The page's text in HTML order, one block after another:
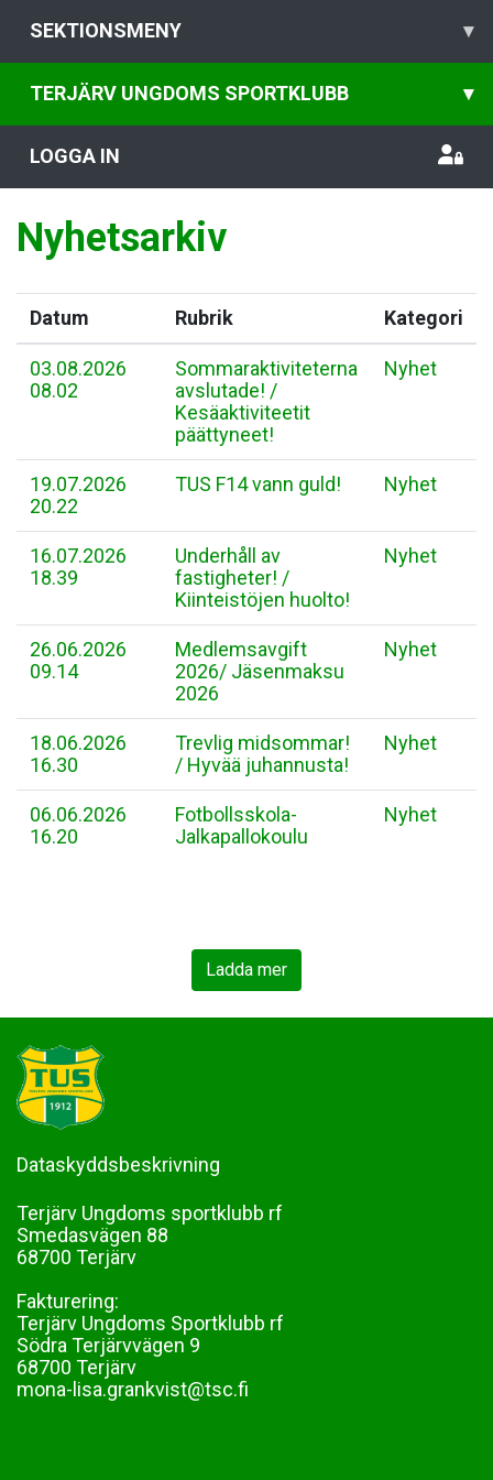
SEKTIONSMENY ▾
TERJÄRV UNGDOMS SPORTKLUBB ▾
LOGGA IN
Nyhetsarkiv
Datum Rubrik Kategori
03.08.2026
08.02
Sommaraktiviteterna
avslutade! /
Kesäaktiviteetit
päättyneet!
Nyhet
19.07.2026
20.22
TUS F14 vann guld! Nyhet
16.07.2026
18.39
Underhåll av
fastigheter! /
Kiinteistöjen huolto!
Nyhet
26.06.2026
09.14
Medlemsavgift
2026/ Jäsenmaksu
2026
Nyhet
18.06.2026
16.30
Trevlig midsommar!
/ Hyvää juhannusta!
Nyhet
06.06.2026
16.20
Fotbollsskola-
Jalkapallokoulu
Nyhet
Ladda mer
Dataskyddsbeskrivning
Terjärv Ungdoms sportklubb rf
Smedasvägen 88
68700 Terjärv
Fakturering:
Terjärv Ungdoms Sportklubb rf
Södra Terjärvvägen 9
68700 Terjärv
mona-lisa.grankvist@tsc.fi